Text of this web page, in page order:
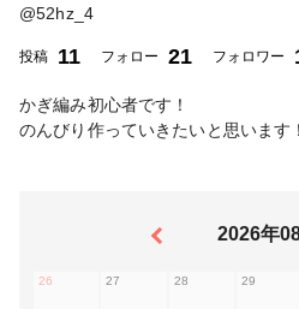
@52hz_4
投稿 11 フォロー 21 フォロワー
かぎ編み初心者です！
のんびり作っていきたいと思います！
2026年
26 27 28 29